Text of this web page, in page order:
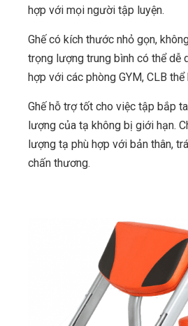
hợp với mọi người tập luyện.
Ghế có kích thước nhỏ gọn,
trọng lượng trung bình có thể dễ
hợp với các phòng GYM, CLB thể
Ghế hỗ trợ tốt cho việc tập bắp
lượng của tạ không bị giới hạn.
lượng tạ phù hợp với bản thân,
chấn thương.